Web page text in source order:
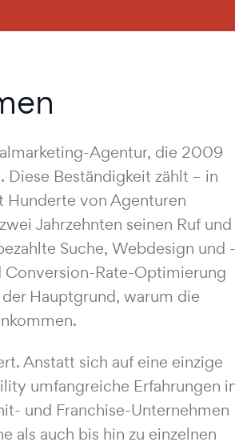
Agentur, die 2009
Beständigkeit zählt – in
Hunderte von Agenturen
Jahrzehnten seinen Ruf und
Suche, Webdesign und -
Rate-Optimierung
Hauptgrund, warum die
Anstatt sich auf eine einzige
umfangreiche Erfahrungen
und Franchise-Unternehmen
als auch bis hin zu einzelnen